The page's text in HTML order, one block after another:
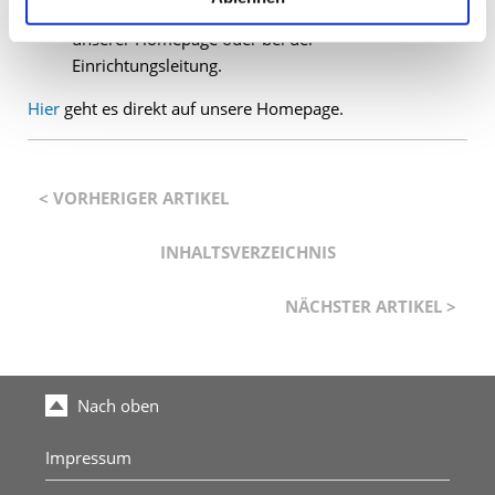
unserer Homepage oder bei der
Einrichtungsleitung.
Hier geht es direkt auf unsere Homepage.
< VORHERIGER ARTIKEL
INHALTSVERZEICHNIS
NÄCHSTER ARTIKEL >
Nach oben
Impressum